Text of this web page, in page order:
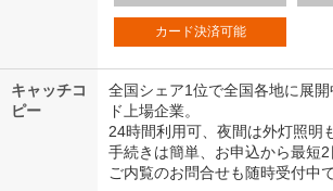
カード決済可能
キャッチコ
ピー
全国シェア1位で全国各地に展
ド上場企業。
24時間利用可、夜間は外灯照明
手続きは簡単、お申込から最短2
ご内覧のお問合せも随時受付中で